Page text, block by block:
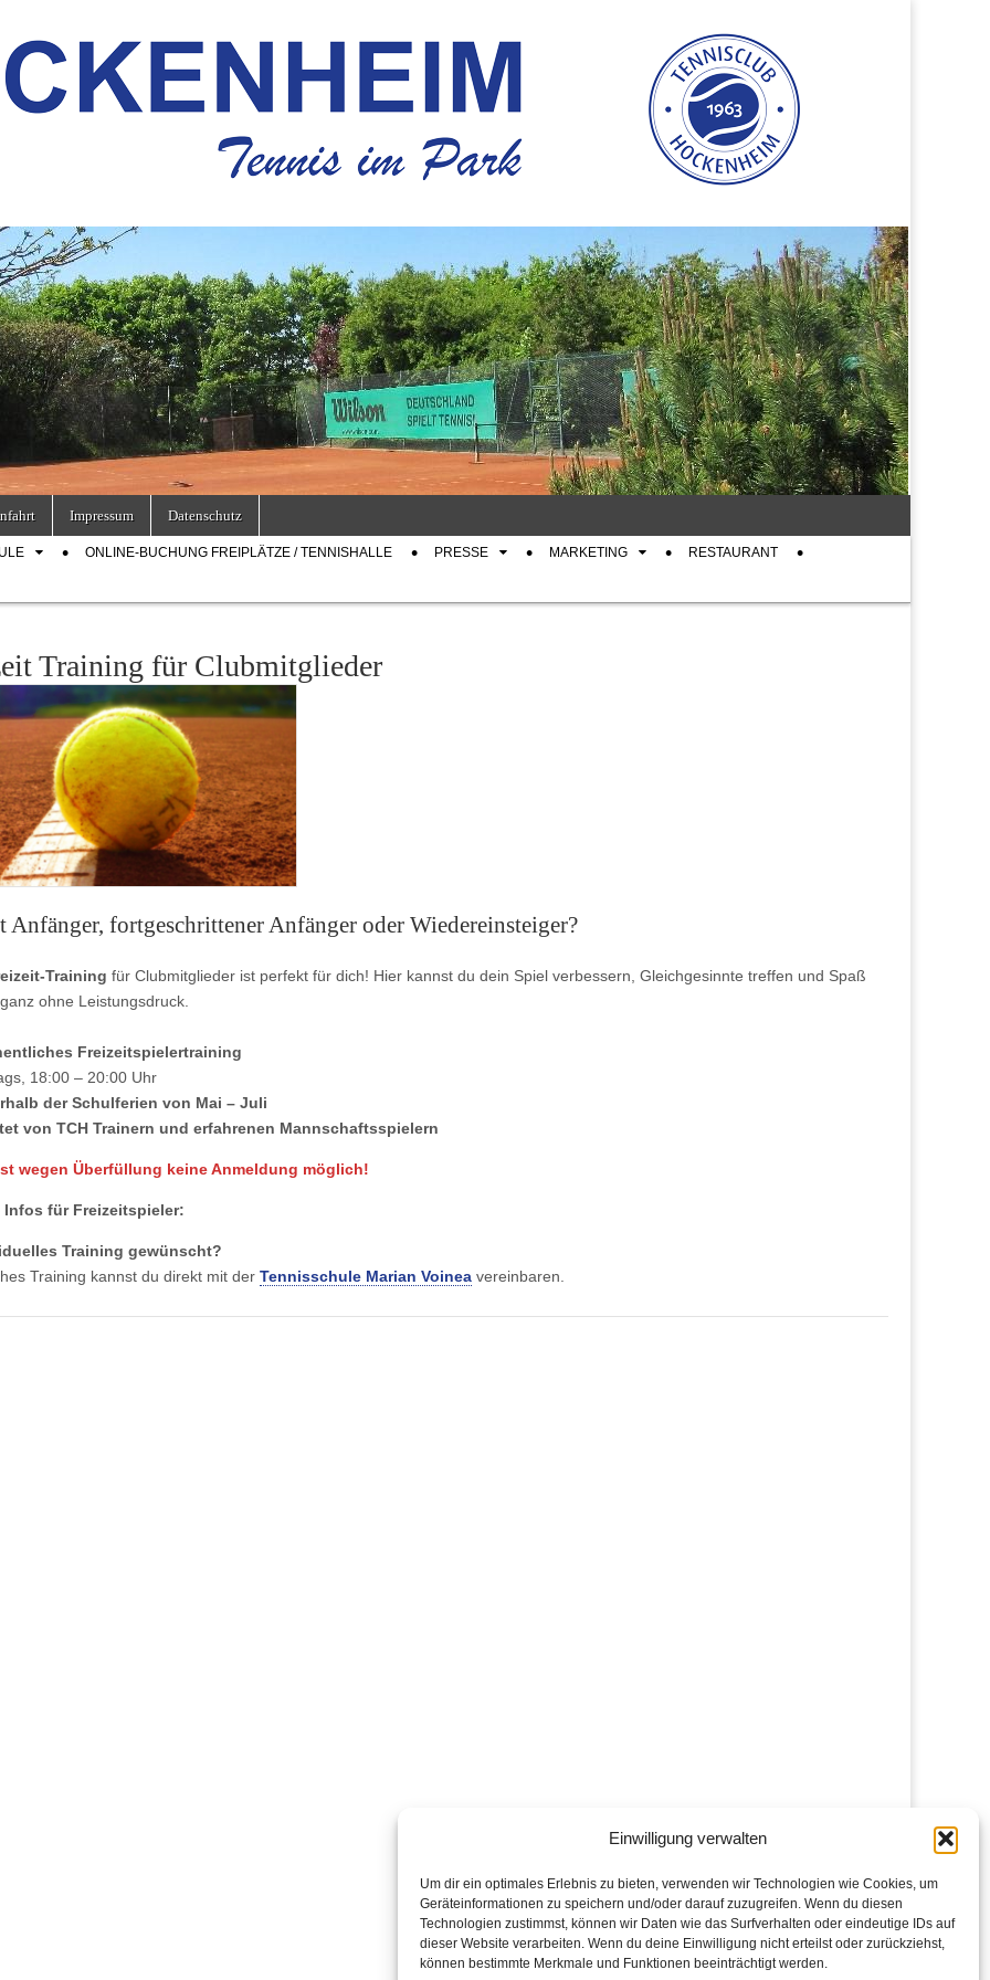
Einwilligung verwalten
Um dir ein optimales Erlebnis zu bieten, verwenden wir Technologien wie Cookies, um
Geräteinformationen zu speichern und/oder darauf zuzugreifen. Wenn du diesen
Technologien zustimmst, können wir Daten wie das Surfverhalten oder eindeutige IDs auf
dieser Website verarbeiten. Wenn du deine Einwilligung nicht erteilst oder zurückziehst,
können bestimmte Merkmale und Funktionen beeinträchtigt werden.
Impressum Datenschutz
ONLINE-BUCHUNG FREIPLÄTZE / TENNISHALLE PRESSE MARKETING RESTAURANT
Training für Clubmitglieder
Anfänger, fortgeschrittener Anfänger oder Wiedereinsteiger?
Training für Clubmitglieder ist perfekt für dich! Hier kannst du dein Spiel verbessern, Gleichgesinnte treffen und Spaß
ohne Leistungsdruck.
Freizeitspielertraining
18:00 – 20:00 Uhr
der Schulferien von Mai – Juli
von TCH Trainern und erfahrenen Mannschaftsspielern
wegen Überfüllung keine Anmeldung möglich!
Infos für Freizeitspieler:
Training gewünscht?
Training kannst du direkt mit der Tennisschule Marian Voinea vereinbaren.